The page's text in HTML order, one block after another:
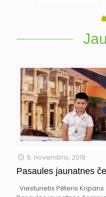
6. novembris, 2019
Pasaules jaunatnes
Viesturietis Pēteris Kripans